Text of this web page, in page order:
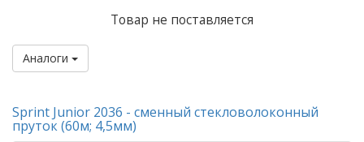
Товар не поставляется
Аналоги
Sprint Junior 2036 - сменный стекловолоконный
пруток (60м; 4,5мм)